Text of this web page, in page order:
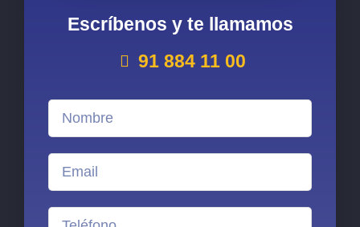
Escríbenos y te llamamos
91 884 11 00